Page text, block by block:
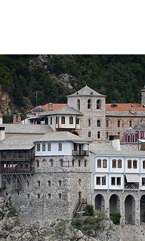
Как найти своё место в жизни
Кирилл Мурышев